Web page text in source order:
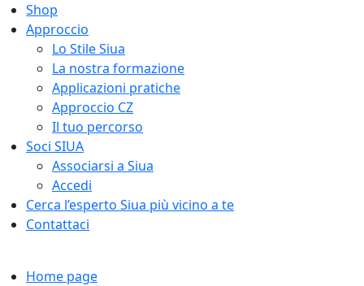
Shop
Approccio
Lo Stile Siua
La nostra formazione
Applicazioni pratiche
Approccio CZ
Il tuo percorso
Soci SIUA
Associarsi a Siua
Accedi
Cerca l’esperto Siua più vicino a te
Contattaci
Home page